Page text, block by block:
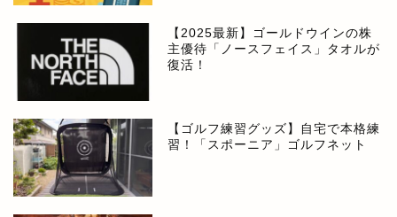
【2025最新】ゴールドウインの株
主優待「ノースフェイス」タオルが
復活！
【ゴルフ練習グッズ】自宅で本格練
習！「スポーニア」ゴルフネット